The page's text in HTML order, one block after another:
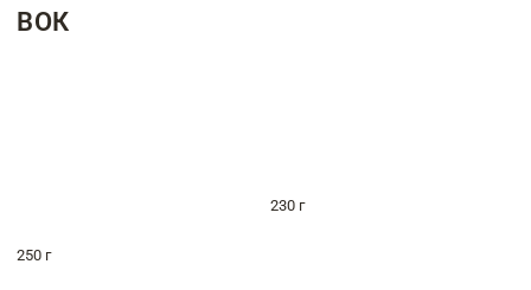
ВОК
230 г
250 г